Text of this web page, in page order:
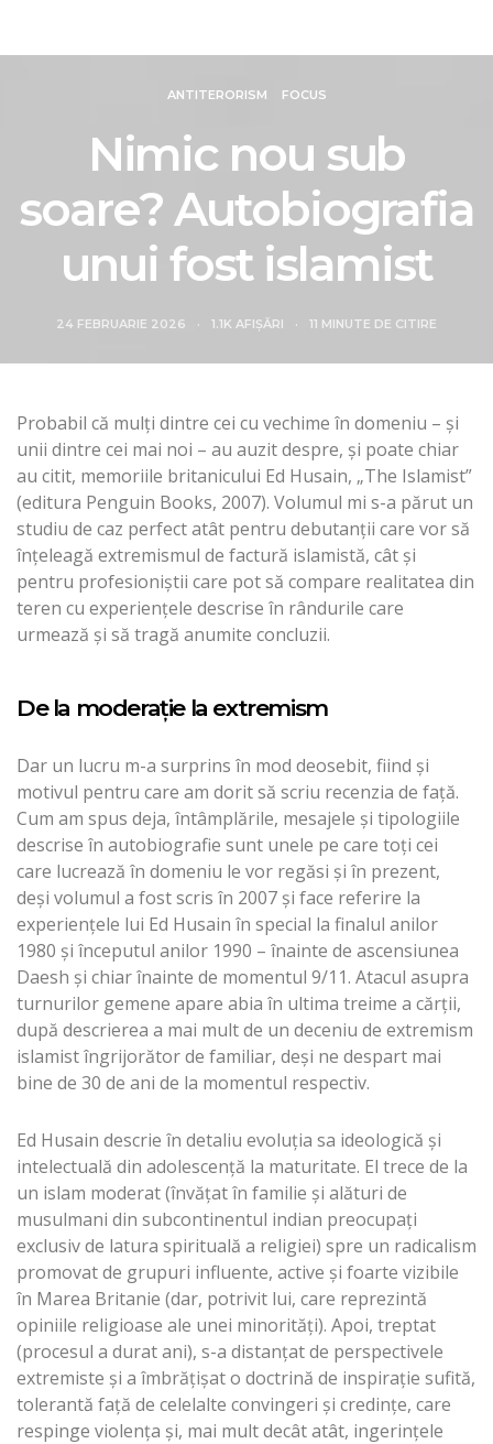
ANTITERORISM FOCUS
Nimic nou sub
soare? Autobiografia
unui fost islamist
24 FEBRUARIE 2026 1.1K AFIȘĂRI 11 MINUTE DE CITIRE
Probabil că mulți dintre cei cu vechime în domeniu – și
unii dintre cei mai noi – au auzit despre, și poate chiar
au citit, memoriile britanicului Ed Husain, „The Islamist”
(editura Penguin Books, 2007). Volumul mi s-a părut un
studiu de caz perfect atât pentru debutanții care vor să
înțeleagă extremismul de factură islamistă, cât și
pentru profesioniștii care pot să compare realitatea din
teren cu experiențele descrise în rândurile care
urmează și să tragă anumite concluzii.
De la moderație la extremism
Dar un lucru m-a surprins în mod deosebit, fiind și
motivul pentru care am dorit să scriu recenzia de față.
Cum am spus deja, întâmplările, mesajele și tipologiile
descrise în autobiografie sunt unele pe care toți cei
care lucrează în domeniu le vor regăsi și în prezent,
deși volumul a fost scris în 2007 și face referire la
experiențele lui Ed Husain în special la finalul anilor
1980 și începutul anilor 1990 – înainte de ascensiunea
Daesh și chiar înainte de momentul 9/11. Atacul asupra
turnurilor gemene apare abia în ultima treime a cărții,
după descrierea a mai mult de un deceniu de extremism
islamist îngrijorător de familiar, deși ne despart mai
bine de 30 de ani de la momentul respectiv.
Ed Husain descrie în detaliu evoluția sa ideologică și
intelectuală din adolescență la maturitate. El trece de la
un islam moderat (învățat în familie și alături de
musulmani din subcontinentul indian preocupați
exclusiv de latura spirituală a religiei) spre un radicalism
promovat de grupuri influente, active și foarte vizibile
în Marea Britanie (dar, potrivit lui, care reprezintă
opiniile religioase ale unei minorități). Apoi, treptat
(procesul a durat ani), s-a distanțat de perspectivele
extremiste și a îmbrățișat o doctrină de inspirație sufită,
tolerantă față de celelalte convingeri și credințe, care
respinge violența și, mai mult decât atât, ingerințele